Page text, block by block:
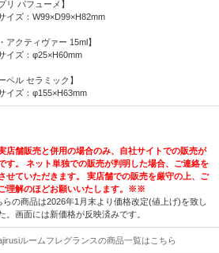
リ パフューメ】
イズ：W99×D99×H82mm
アクティヴァー 15ml】
イズ：φ25×H60mm
ペル セラミック】
イズ：φ155×H63mm
舗販売と併用の場合のみ、自社サイトでの販売が
す。 ネット単独での販売が判明した場合、ご連絡を
せていただきます。 実店舗での販売を厳守の上、ご
理解のほどお願いいたします。※※
らの商品は2026年1月末より価格改定(値上げ)を致し
。画面には新価格が反映済みです。
ルームフレグランスの商品一覧はこちら